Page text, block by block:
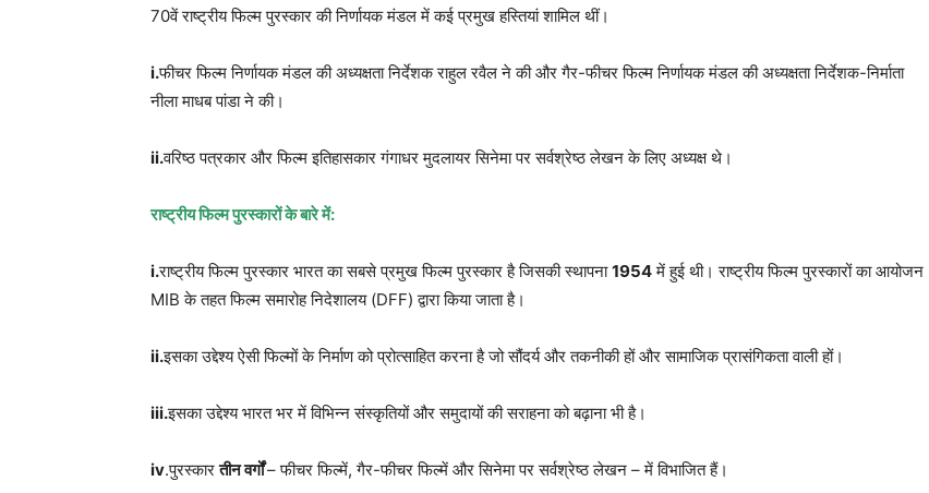
70वें राष्ट्रीय फिल्म पुरस्कार की निर्णायक मंडल में कई प्रमुख हस्तियां शामिल थीं।
i.फीचर फिल्म निर्णायक मंडल की अध्यक्षता निर्देशक राहुल रवैल ने की और गैर-फीचर फिल्म निर्णायक मंडल की अध्यक्षता निर्देशक-निर्माता
नीला माधब पांडा ने की।
ii.वरिष्ठ पत्रकार और फिल्म इतिहासकार गंगाधर मुदलायर सिनेमा पर सर्वश्रेष्ठ लेखन के लिए अध्यक्ष थे।
राष्ट्रीय फिल्म पुरस्कारों के बारे में:
i.राष्ट्रीय फिल्म पुरस्कार भारत का सबसे प्रमुख फिल्म पुरस्कार है जिसकी स्थापना1954में हुई थी। राष्ट्रीय फिल्म पुरस्कारों का आयोजन
MIB के तहत फिल्म समारोह निदेशालय (DFF) द्वारा किया जाता है।
ii.इसका उद्देश्य ऐसी फिल्मों के निर्माण को प्रोत्साहित करना है जो सौंदर्य और तकनीकी हों और सामाजिक प्रासंगिकता वाली हों।
iii.इसका उद्देश्य भारत भर में विभिन्न संस्कृतियों और समुदायों की सराहना को बढ़ाना भी है।
iv.पुरस्कारतीन वर्गों– फीचर फिल्में, गैर-फीचर फिल्में और सिनेमा पर सर्वश्रेष्ठ लेखन – में विभाजित हैं।